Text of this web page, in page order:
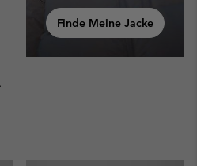
Finde Meine Jacke